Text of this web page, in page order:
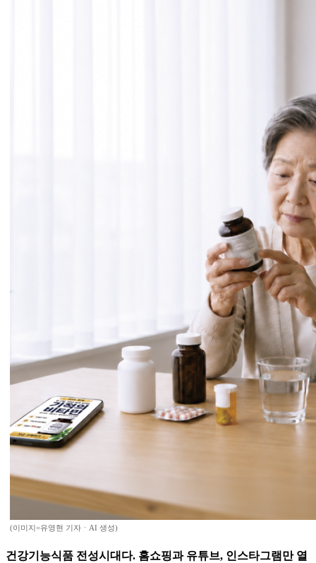
(이미지=유영현 기자ㆍAI 생성)
건강기능식품 전성시대다. 홈쇼핑과 유튜브, 인스타그램만 열